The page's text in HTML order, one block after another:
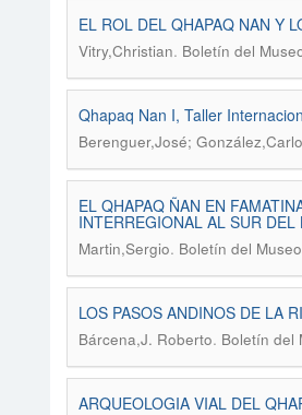
EL ROL DEL QHAPAQ NAN Y
Vitry,Christian. Boletín del
Qhapaq Nan I, Taller
Berenguer,José;
EL QHAPAQ ÑAN EN
INTERREGIONAL AL SUR DEL
Martin,Sergio. Boletín del
LOS PASOS ANDINOS DE LA
Bárcena,J. Roberto. Boletín del
ARQUEOLOGIA VIAL DEL